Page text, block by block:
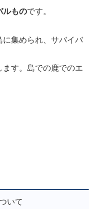
ルものです。
に集められ、サバイバ
す。島での鹿でのエ
いて